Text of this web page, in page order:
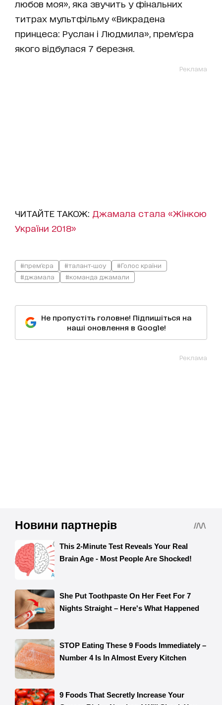
любов моя», яка звучить у фінальних
титрах мультфільму «Викрадена
принцеса: Руслан і Людмила», прем'єра
якого відбулася 7 березня.
Реклама
ЧИТАЙТЕ ТАКОЖ: Джамала стала «Жінкою
України 2018»
#прем'єра #талант-шоу
#Голос країни
#джамала
#команда джамали
Не пропустіть головне! Підпишіться на
наші оновлення в Google!
Реклама